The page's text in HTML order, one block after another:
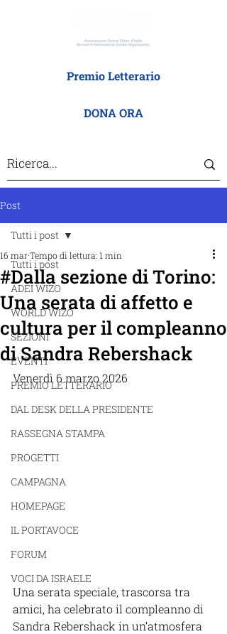
Premio Letterario
DONA ORA
Post
Tutti i post
ADEI WIZO
WORLD WIZO
SEZIONI
EVENTI
PREMIO LETTERARIO
DAL DESK DELLA PRESIDENTE
RASSEGNA STAMPA
PROGETTI
CAMPAGNA
HOMEPAGE
IL PORTAVOCE
FORUM
VOCI DA ISRAELE
Tutti i post
#Dalla sezione di Torino:
Una serata di affetto e
cultura per il compleanno
di Sandra Rebershack
16 marTempo di lettura: 1 min
Venerdì 6 marzo 2026
Una serata speciale, trascorsa tra
amici, ha celebrato il compleanno di
Sandra Rebershack in un’atmosfera